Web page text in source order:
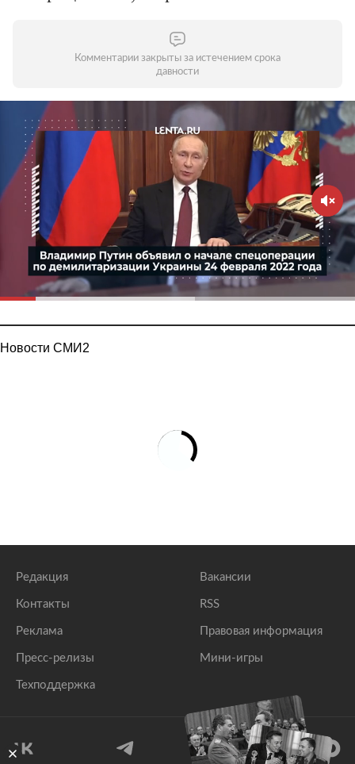
Комментарии закрыты за истечением срока
давности
Новости СМИ2
Редакция
Контакты
Реклама
Пресс-релизы
Техподдержка
Вакансии
RSS
Правовая информация
Мини-игры